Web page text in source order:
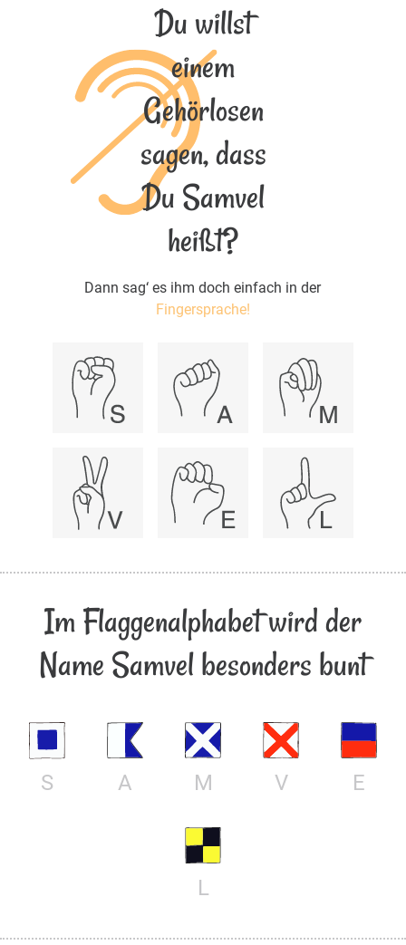
Du willst
einem
Gehörlosen
sagen, dass
Du Samvel
heißt?
Dann sag‘ es ihm doch einfach in der
Fingersprache!
Im Flaggenalphabet wird der
Name Samvel besonders bunt
S A M V E
L